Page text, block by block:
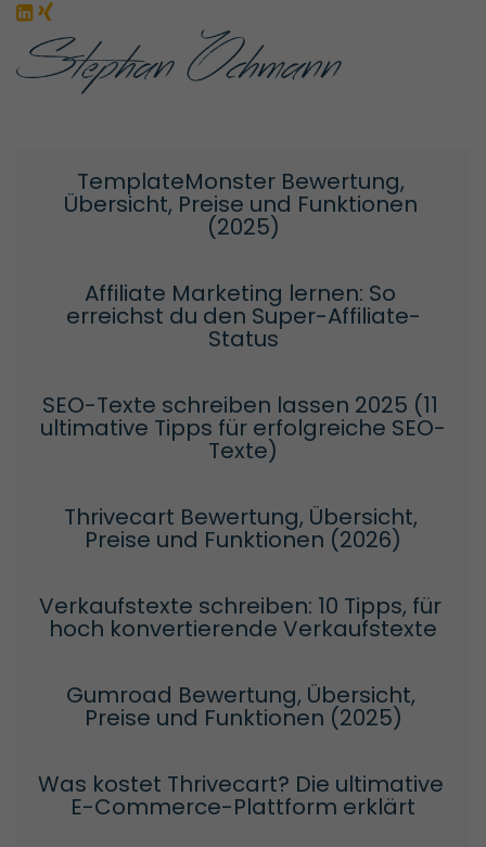
TemplateMonster Bewertung,
Übersicht, Preise und Funktionen
(2025)
Affiliate Marketing lernen: So
erreichst du den Super-Affiliate-
Status
SEO-Texte schreiben lassen 2025 (11
ultimative Tipps für erfolgreiche SEO-
Texte)
Thrivecart Bewertung, Übersicht,
Preise und Funktionen (2026)
Verkaufstexte schreiben: 10 Tipps, für
hoch konvertierende Verkaufstexte
Gumroad Bewertung, Übersicht,
Preise und Funktionen (2025)
Was kostet Thrivecart? Die ultimative
E-Commerce-Plattform erklärt